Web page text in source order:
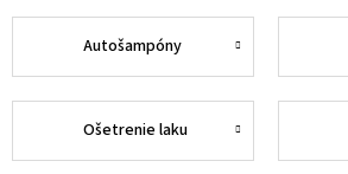
Autošampóny
Ošetrenie laku